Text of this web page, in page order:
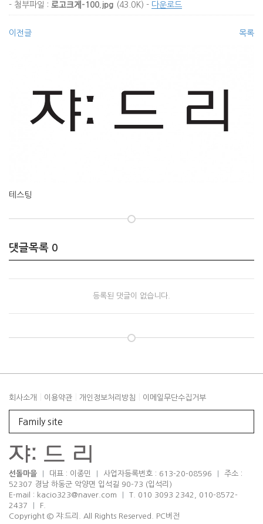
- 첨부파일 : 로고크게-100.jpg (43.0K) - 다운로드
이전글 목록
테스팅
댓글목록 0
등록된 댓글이 없습니다.
회사소개 이용약관 개인정보처리방침 이메일무단수집거부
Family site
선돌마을 대표 : 이종민 사업자등록번호 : 613-20-08596
주소 :
52307 경남 하동군 악양면 입석길 90-73 (입석리)
E-mail : kacio323@naver.com
T. 010 3093 2342, 010-8572-
2437
F.
Copyright © 쟈:드리. All Rights Reserved. PC버전